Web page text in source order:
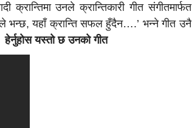
क्रान्तिमा उनले क्रान्तिकारी गीत संगीतमार्फत
भन्छ, यहाँ क्रान्ति सफल हुँदैन….’ भन्ने गीत उनै
हेर्नुहोस यस्तो छ उनको गीत